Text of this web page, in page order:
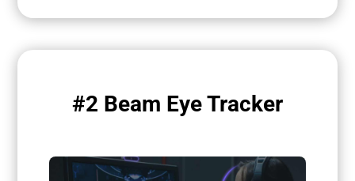
#2 Beam Eye Tracker